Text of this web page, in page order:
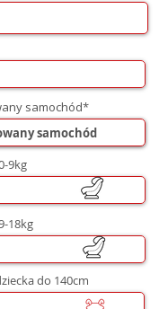
samochód*
9kg
18kg
do 140cm